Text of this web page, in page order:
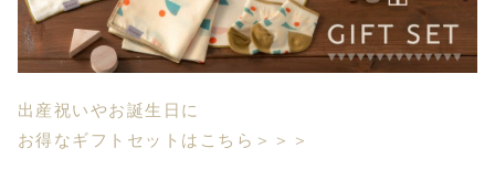
出産祝いやお誕生日に
お得なギフトセットはこちら＞＞＞